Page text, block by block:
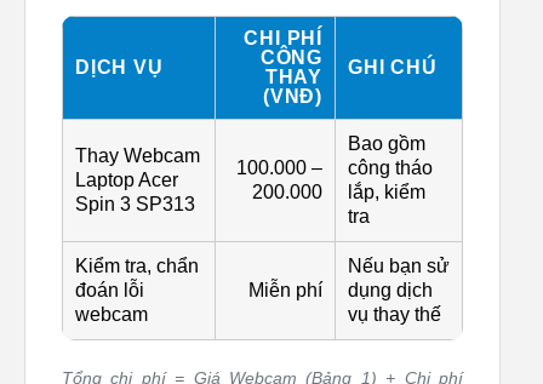
DỊCH VỤ
CHI PHÍ
CÔNG
THAY
(VNĐ)
GHI CHÚ
Thay Webcam
Laptop Acer
Spin 3 SP313
100.000 –
200.000
Bao gồm
công tháo
lắp, kiểm
tra
Kiểm tra, chẩn
đoán lỗi
webcam
Miễn phí
Nếu bạn sử
dụng dịch
vụ thay thế
Tổng chi phí = Giá Webcam (Bảng 1) + Chi phí